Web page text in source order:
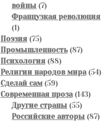
войны 77
товаров
Французкая революция
11
товар
Поэзия 7575
товаров
Промышленность 8787
Психология 8888
товаров
Религии народов мира 5454
Сделай сам 5959
товаров
Современная проза 143143
Другие страны 5555
товаров
Российские авторы 8787